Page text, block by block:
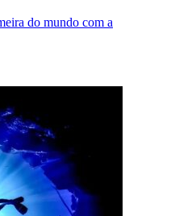
do mundo com a